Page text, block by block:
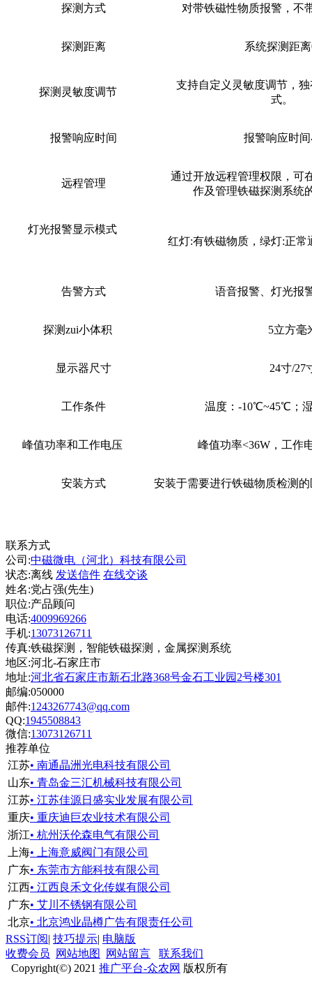
探测方式 对带铁磁性物质报警，不
探测距离 系统探测距离
探测灵敏度调节
支持自定义灵敏度调节，
式。
报警响应时间 报警响应时
远程管理
通过开放远程管理权限，可
作及管理铁磁探测系统
灯光报警显示模式
红灯:有铁磁物质，绿灯:正
告警方式 语音报警、灯光报
探测zui小体积 5立方毫
显示器尺寸 24寸/27
工作条件 温度： -10℃~45℃；湿
峰值功率和工作电压 峰值功率<36W，工作
安装方式 安装于需要进行铁磁物质检测
联系方式
公司:中磁微电（河北）科技有限公司
状态:离线 发送信件 在线交谈
姓名:党占强(先生)
职位:产品顾问
电话:4009969266
手机:13073126711
传真:铁磁探测，智能铁磁探测，金属探测系统
地区:河北-石家庄市
地址:河北省石家庄市新石北路368号金石工业园2号楼301
邮编:050000
邮件:1243267743@qq.com
QQ:1945508843
微信:13073126711
推荐单位
江苏• 南通晶洲光电科技有限公司
山东• 青岛金三汇机械科技有限公司
江苏• 江苏佳源日盛实业发展有限公司
重庆• 重庆迪巨农业技术有限公司
浙江• 杭州沃伦森电气有限公司
上海• 上海意威阀门有限公司
广东• 东莞市方能科技有限公司
江西• 江西良禾文化传媒有限公司
广东• 艾川不锈钢有限公司
北京• 北京鸿业晶樽广告有限责任公司
RSS订阅| 技巧提示| 电脑版
收费会员
网站地图 网站留言
联系我们
Copyright(©) 2021 推广平台-众农网 版权所有